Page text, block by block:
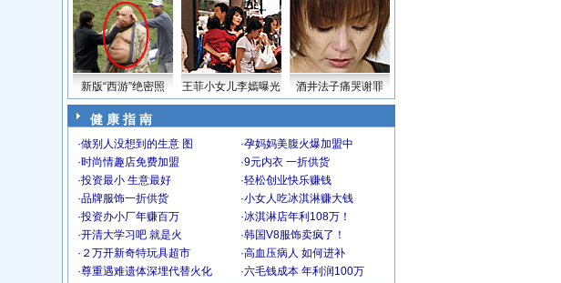
新版“西游”绝密照 王菲小女儿李嫣曝光 酒井法子痛哭谢罪
健 康 指 南
·做别人没想到的生意 图 ·孕妈妈美腹火爆加盟中
·时尚情趣店免费加盟 ·9元内衣 一折供货
·投资最小 生意最好 ·轻松创业快乐赚钱
·品牌服饰一折供货 ·小女人吃冰淇淋赚大钱
·投资办小厂年赚百万 ·冰淇淋店年利108万！
·开清大学习吧 就是火 ·韩国V8服饰卖疯了！
· ２万开新奇特玩具超市 ·高血压病人 如何进补
·尊重遇难遗体深埋代替火化 ·六毛钱成本 年利润100万